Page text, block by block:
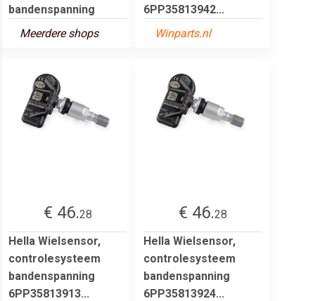
bandenspanning
Meerdere shops
6PP35813942...
Winparts.nl
€ 46.28
Hella Wielsensor,
controlesysteem
bandenspanning
6PP35813913...
€ 46.28
Hella Wielsensor,
controlesysteem
bandenspanning
6PP35813924...